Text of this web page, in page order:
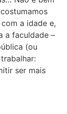
a idade e,
a faculdade –
(ou
ser mais